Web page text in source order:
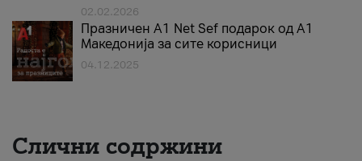
02.02.2026
Празничен A1 Net Sеf подарок од А1
Македонија за сите корисници
04.12.2025
Слични содржини